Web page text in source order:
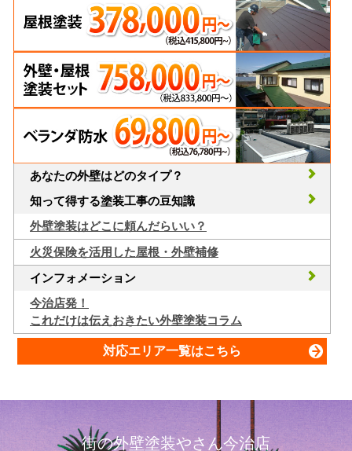
あなたの外壁はどのタイプ？
知って得する塗装工事の豆知識
外壁塗装はどこに頼んだらいい？
火災保険を活用した屋根・外壁補修
インフォメーション
今治店発！
これだけは伝えおきたい外壁塗装コラム
対応エリア一覧はこちら
街の外壁塗装やさん今治店